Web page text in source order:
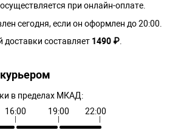
при онлайн-оплате.
сегодня, если он оформлен до 20:00.
доставки составляет 1490 ₽.
в пределах МКАД:
16:00 19:00 22:00